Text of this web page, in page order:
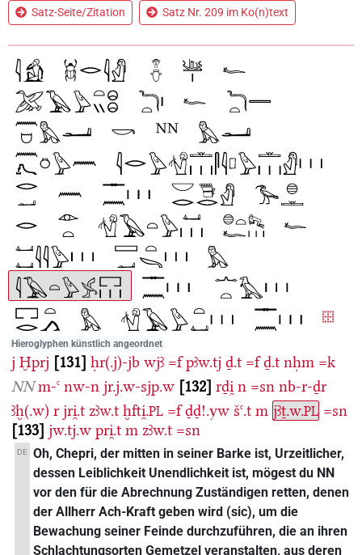
Satz-Seite/Zitation Satz Nr. 209 im Ko(n)text
Hieroglyphen künstlich angeordnet
j Ḫprj 131 ḥr(.j)-jb wjꜣ =f pꜣw.tj ḏ.t =f ḏ.t nḥm =k
NN m-ꜥ nw-n jr.j.w-sjp.w 132 rḏi̯ n =sn nb-r-ḏr
ꜣḫ(.w) r jri̯.t zꜣw.t ḫfti̯.PL =f ḏḏ!.yw šꜥ.t m jꜣṯ.w.PL =sn
133 jw.tj.w pri̯.t m zꜣw.t =sn
DE Oh, Chepri, der mitten in seiner Barke ist, Urzeitlicher,
dessen Leiblichkeit Unendlichkeit ist, mögest du NN
vor den für die Abrechnung Zuständigen retten, denen
der Allherr Ach-Kraft geben wird (sic), um die
Bewachung seiner Feinde durchzuführen, die an ihren
Schlachtungsorten Gemetzel veranstalten, aus deren